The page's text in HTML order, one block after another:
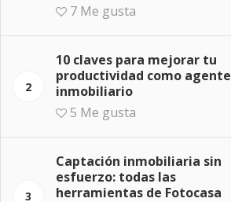
7 Me gusta
2
10 claves para mejorar tu
productividad como agente
inmobiliario
5 Me gusta
3
Captación inmobiliaria sin
esfuerzo: todas las
herramientas de Fotocasa